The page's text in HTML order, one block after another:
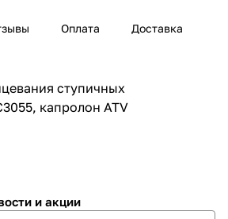
Оплата Доставка
ступичных
капролон ATV
и акции